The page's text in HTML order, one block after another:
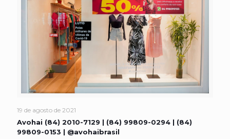
19 de agosto de 2021
Avohai (84) 2010-7129 | (84) 99809-0294 | (84)
99809-0153 | @avohaibrasil